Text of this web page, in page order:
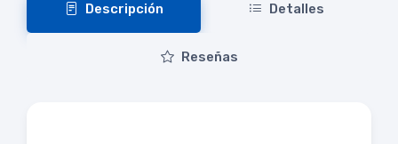
Descripción Detalles
Reseñas